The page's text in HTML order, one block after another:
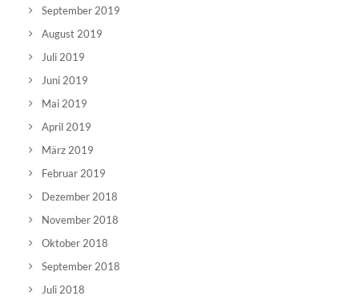
September 2019
August 2019
Juli 2019
Juni 2019
Mai 2019
April 2019
März 2019
Februar 2019
Dezember 2018
November 2018
Oktober 2018
September 2018
Juli 2018